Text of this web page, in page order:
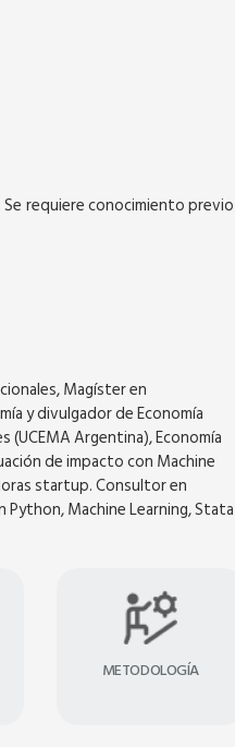
requiere conocimiento
Magíster en
y divulgador de Economía
(UCEMA Argentina), Economía
de impacto con Machine
startup. Consultor en
Machine Learning,
METODOLOGÍA
A LA INVESTIGACIÓN